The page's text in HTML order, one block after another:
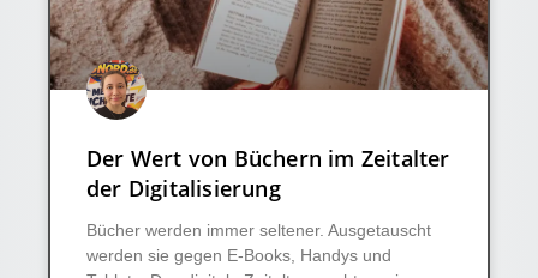
Der Wert von Büchern im Zeitalter
der Digitalisierung
Bücher werden immer seltener. Ausgetauscht
werden sie gegen E-Books, Handys und